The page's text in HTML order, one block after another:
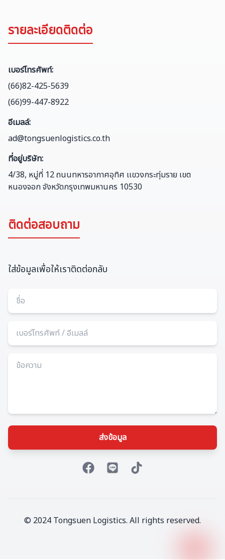
รายละเอียดติดต่อ
เบอร์โทรศัพท์:
(66)82-425-5639
(66)99-447-8922
อีเมลล์:
ad@tongsuenlogistics.co.th
ที่อยู่บริษัท:
4/38, หมู่ที่ 12 ถนนทหารอากาศอุทิศ เเขวงกระทุ่มราย เขต
หนองจอก จังหวัดกรุงเทพมหานคร 10530
ติดต่อสอบถาม
ใส่ข้อมูลเพื่อให้เราติดต่อกลับ
ส่งข้อมูล
facebookline tiktok
© 2024 Tongsuen Logistics. All rights reserved.